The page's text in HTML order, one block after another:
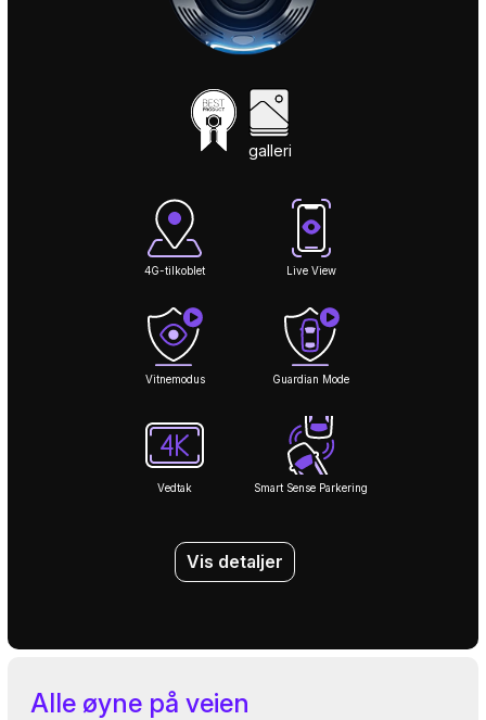
galleri
4G-tilkoblet
Vitnemodus
Vedtak
Live View
Guardian Mode
Smart Sense Parkering
Vis detaljer
Alle øyne på veien